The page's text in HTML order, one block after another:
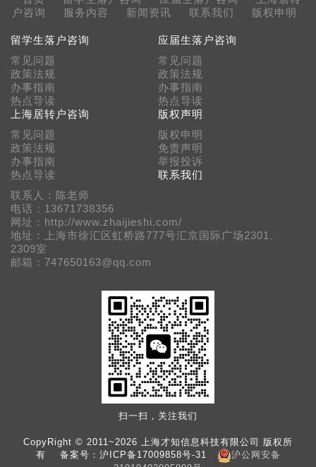
户咨询
服务内容 新闻资讯 联系我们 版权申明
留学生落户咨询
常见问题
政策法规
办事指南
热点导读
应届生落户咨询
常见问题
政策法规
办事指南
热点导读
上海居转户咨询
常见问题
政策法规
办事指南
热点导读
版权声明
版权申明
免责声明
举报投诉
联系我们
联系人：陈老师
电话：13671738356
网址：http://www.zhaijieshi.com/
地址：上海市徐汇区虹桥路777号汇京国际广场2301、
2309室
邮箱：747650163@qq.com
扫一扫，关注我们
CopyRight © 2011~2026 上海才知信息科技有限公司 版权所
有 备案号： 沪ICP备17009858号-31
沪公网安备